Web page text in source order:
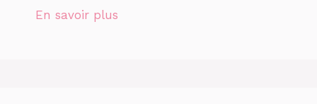
En savoir plus